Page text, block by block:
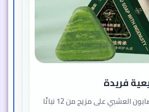
فريدة
يحتوي هذا الصابون العشبي على مزيج من 12 نباتًا